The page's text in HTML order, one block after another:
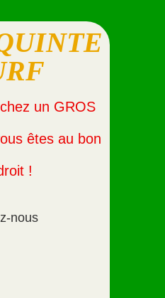
un GROS
êtes au bon
!
nous